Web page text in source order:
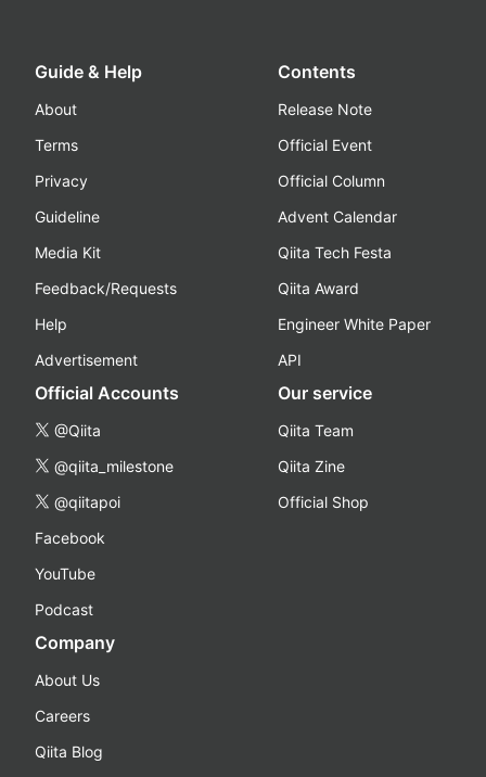
Guide & Help
About
Terms
Privacy
Guideline
Media Kit
Feedback/Requests
Help
Advertisement
Contents
Release Note
Official Event
Official Column
Advent Calendar
Qiita Tech Festa
Qiita Award
Engineer White Paper
API
Official Accounts
@Qiita
@qiita_milestone
@qiitapoi
Facebook
YouTube
Podcast
Our service
Qiita Team
Qiita Zine
Official Shop
Company
About Us
Careers
Qiita Blog